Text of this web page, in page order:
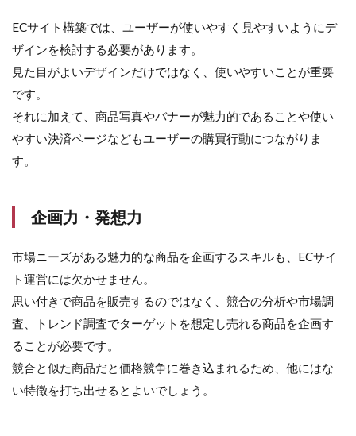
ECサイト構築では、ユーザーが使いやすく見やすいようにデ
ザインを検討する必要があります。
見た目がよいデザインだけではなく、使いやすいことが重要
です。
それに加えて、商品写真やバナーが魅力的であることや使い
やすい決済ページなどもユーザーの購買行動につながりま
す。
企画力・発想力
市場ニーズがある魅力的な商品を企画するスキルも、ECサイ
ト運営には欠かせません。
思い付きで商品を販売するのではなく、競合の分析や市場調
査、トレンド調査でターゲットを想定し売れる商品を企画す
ることが必要です。
競合と似た商品だと価格競争に巻き込まれるため、他にはな
い特徴を打ち出せるとよいでしょう。